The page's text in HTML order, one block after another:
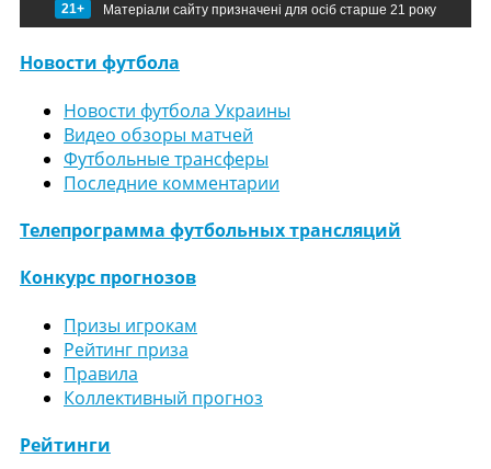
21+ Матеріали сайту призначені для осіб старше 21 року
Новости футбола
Новости футбола Украины
Видео обзоры матчей
Футбольные трансферы
Последние комментарии
Телепрограмма футбольных трансляций
Конкурс прогнозов
Призы игрокам
Рейтинг приза
Правила
Коллективный прогноз
Рейтинги